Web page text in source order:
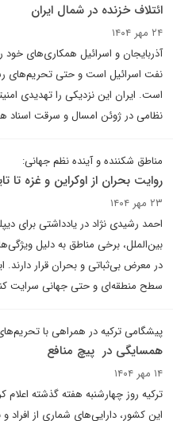
ائتلاف خزنده در شمال ایران
۲۴ مهر ۱۴۰۴
آذربایجان و اسرائیل همکاری‌های خود
نفت اسرائیل است و حتی تحریم‌های
است. ایران این نزدیکی را تهدیدی
نظامی در ژوئن امسال و سرقت اسناد هسته‌ای در سال ۲۰۱۸، با حمایت لجستیکی
مناطق شکننده و آینده نظم جهانی:
روایت بحران از اوکراین و غزه تا
۲۳ مهر ۱۴۰۴
احمد رشیدی نژاد در یادداشتی برای
بین‌الملل، برخی مناطق به دلیل
در معرض بی‌ثباتی و بحران قرار
سطح منطقه‌ای و حتی جهانی سرایت
پیشگامی ترکیه در همراهی با
همسایگی در پیچ منافع
۱۴ مهر ۱۴۰۴
‌ترکیه روز چهارشنبه هفته گذشته
این کشور، دارایی‌های شماری از افراد